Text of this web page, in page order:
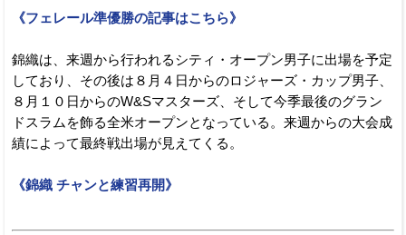
《フェレール準優勝の記事はこちら》
錦織は、来週から行われるシティ・オープン男子に出場を予定
しており、その後は８月４日からのロジャーズ・カップ男子、
８月１０日からのW&Sマスターズ、そして今季最後のグラン
ドスラムを飾る全米オープンとなっている。来週からの大会成
績によって最終戦出場が見えてくる。
《錦織 チャンと練習再開》